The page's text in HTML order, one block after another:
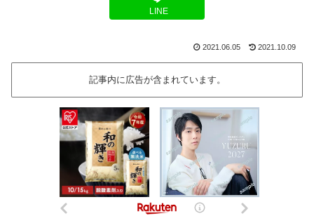
LINE
2021.06.05 2021.10.09
記事内に広告が含まれています。